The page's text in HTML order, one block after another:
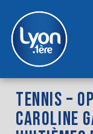
TENNIS –
CAROLINE